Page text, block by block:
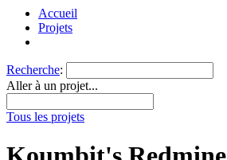
Accueil
Projets
Recherche:
Aller à un projet...
Tous les projets